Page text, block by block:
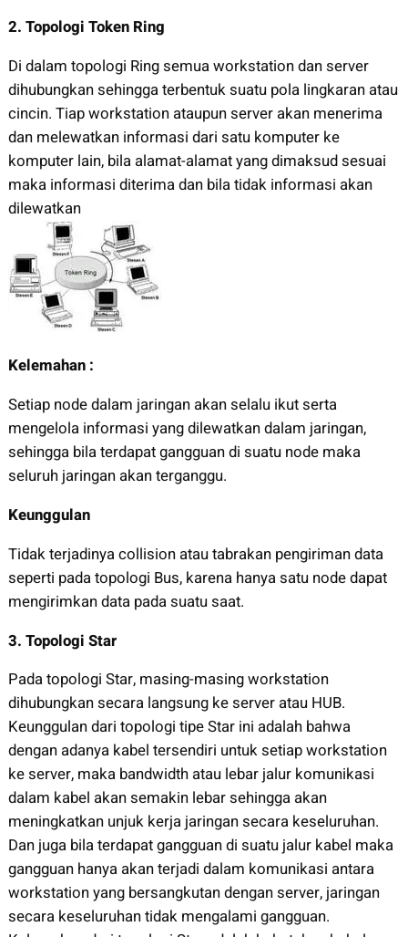
2. Topologi Token Ring
Di dalam topologi Ring semua workstation dan server
dihubungkan sehingga terbentuk suatu pola lingkaran atau
cincin. Tiap workstation ataupun server akan menerima
dan melewatkan informasi dari satu komputer ke
komputer lain, bila alamat-alamat yang dimaksud sesuai
maka informasi diterima dan bila tidak informasi akan
dilewatkan
Kelemahan :
Setiap node dalam jaringan akan selalu ikut serta
mengelola informasi yang dilewatkan dalam jaringan,
sehingga bila terdapat gangguan di suatu node maka
seluruh jaringan akan terganggu.
Keunggulan
Tidak terjadinya collision atau tabrakan pengiriman data
seperti pada topologi Bus, karena hanya satu node dapat
mengirimkan data pada suatu saat.
3. Topologi Star
Pada topologi Star, masing-masing workstation
dihubungkan secara langsung ke server atau HUB.
Keunggulan dari topologi tipe Star ini adalah bahwa
dengan adanya kabel tersendiri untuk setiap workstation
ke server, maka bandwidth atau lebar jalur komunikasi
dalam kabel akan semakin lebar sehingga akan
meningkatkan unjuk kerja jaringan secara keseluruhan.
Dan juga bila terdapat gangguan di suatu jalur kabel maka
gangguan hanya akan terjadi dalam komunikasi antara
workstation yang bersangkutan dengan server, jaringan
secara keseluruhan tidak mengalami gangguan.